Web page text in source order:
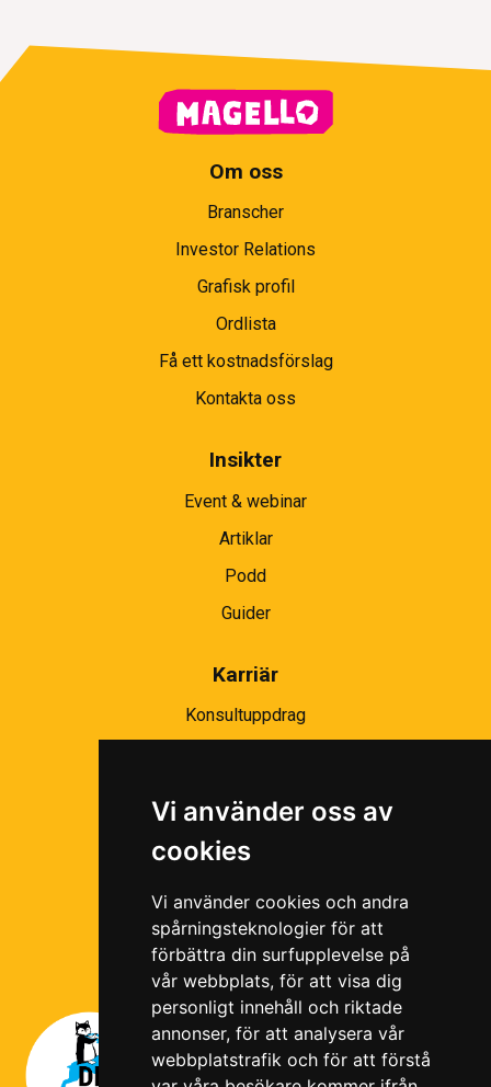
Vi använder oss av
cookies
Vi använder cookies och andra
spårningsteknologier för att
förbättra din surfupplevelse på
vår webbplats, för att visa dig
personligt innehåll och riktade
annonser, för att analysera vår
webbplatstrafik och för att förstå
Om oss
Branscher
Investor Relations
Grafisk profil
Ordlista
Få ett kostnadsförslag
Kontakta oss
Insikter
Event & webinar
Artiklar
Podd
Guider
Karriär
Konsultuppdrag
Ramavtal